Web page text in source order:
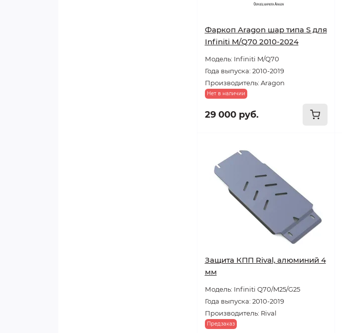
Фаркоп Aragon шар типа S для
Infiniti M/Q70 2010-2024
Модель: Infiniti M/Q70
Года выпуска: 2010-2019
Производитель: Aragon
Нет в наличии
29 000 руб.
Защита КПП Rival, алюминий 4
мм
Модель: Infiniti Q70/M25/G25
Года выпуска: 2010-2019
Производитель: Rival
Предзаказ